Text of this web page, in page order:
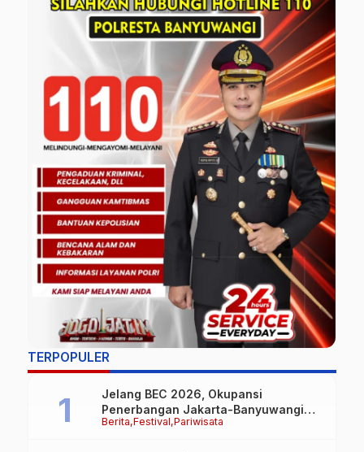
TERPOPULER
Berita Festival Pariwisata
Jelang BEC 2026, Okupansi
Penerbangan Jakarta-Banyuwangi
Tembus 90 Persen